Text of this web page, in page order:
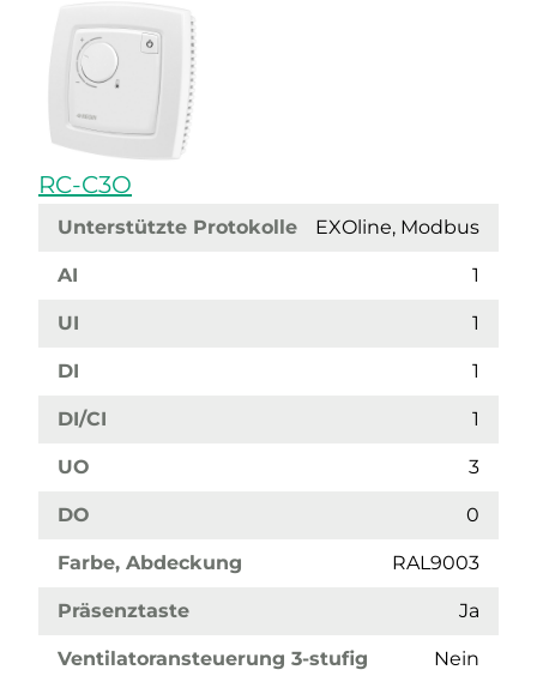
RC-C3O
Unterstützte Protokolle EXOline, Modbus
AI 1
UI 1
DI 1
DI/CI 1
UO 3
DO 0
Farbe, Abdeckung RAL9003
Präsenztaste Ja
Ventilatoransteuerung 3-stufig Nein